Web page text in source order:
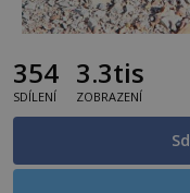
354
SDÍLENÍ
3.3tis
ZOBRAZENÍ